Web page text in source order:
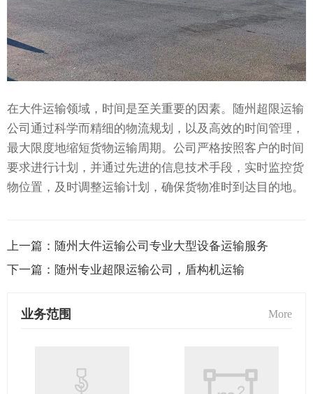
在大件运输领域，时间是至关重要的因素。随州超限运输
公司通过科学而精细的物流规划，以及高效的时间管理，
最大限度地缩短货物运输周期。公司严格按照客户的时间
要求进行计划，并通过先进的信息技术手段，实时监控货
物位置，及时调整运输计划，确保货物准时到达目的地。
上一篇： 随州大件运输公司专业大型设备运输服务
下一篇： 随州专业超限运输公司，盾构机运输
业务范围 More